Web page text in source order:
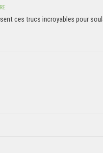
ces trucs incroyables pour